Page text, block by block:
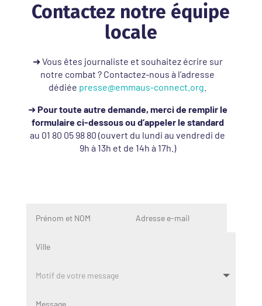
Contactez notre équipe
locale
➜ Vous êtes journaliste et souhaitez écrire sur
notre combat ? Contactez-nous à l’adresse
dédiée presse@emmaus-connect.org
➜ Pour toute autre demande, merci de remplir le
formulaire ci-dessous ou d’appeler le standard
au 01 80 05 98 80 (ouvert du lundi au vendredi de
9h à 13h et de 14h à 17h.)